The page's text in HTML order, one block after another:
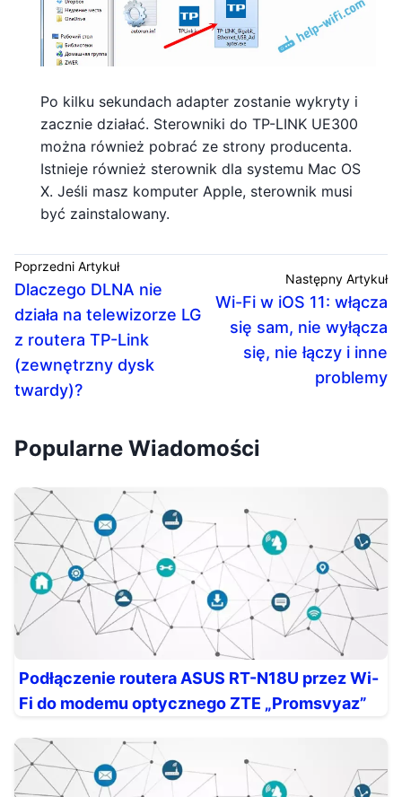
Po kilku sekundach adapter zostanie wykryty i
zacznie działać. Sterowniki do TP-LINK UE300
można również pobrać ze strony producenta.
Istnieje również sterownik dla systemu Mac OS
X. Jeśli masz komputer Apple, sterownik musi
być zainstalowany.
Poprzedni Artykuł
Dlaczego DLNA nie
działa na telewizorze LG
z routera TP-Link
(zewnętrzny dysk
twardy)?
Następny Artykuł
Wi-Fi w iOS 11: włącza
się sam, nie wyłącza
się, nie łączy i inne
problemy
Popularne Wiadomości
Podłączenie routera ASUS RT-N18U przez Wi-
Fi do modemu optycznego ZTE „Promsvyaz”